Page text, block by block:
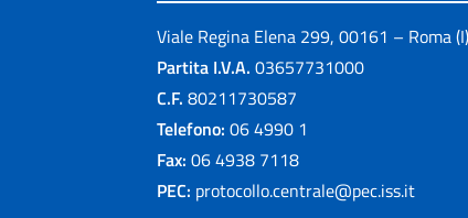
Viale Regina Elena 299, 00161 – Roma (I)
Partita I.V.A. 03657731000
C.F. 80211730587
Telefono: 06 4990 1
Fax: 06 4938 7118
PEC: protocollo.centrale@pec.iss.it